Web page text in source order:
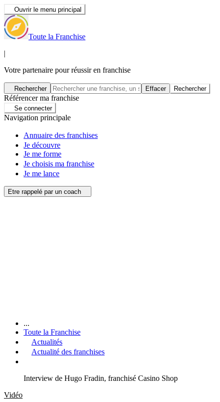
Ouvrir le menu principal
Toute la Franchise
|
Votre partenaire pour réussir en franchise
Rechercher Effacer Rechercher
Référencer ma franchise
Se connecter
Navigation principale
Annuaire des franchises
Je découvre
Je me forme
Je choisis ma franchise
Je me lance
Etre rappelé par un coach
...
Toute la Franchise
Actualités
Actualité des franchises
Interview de Hugo Fradin, franchisé Casino Shop
Vidéo